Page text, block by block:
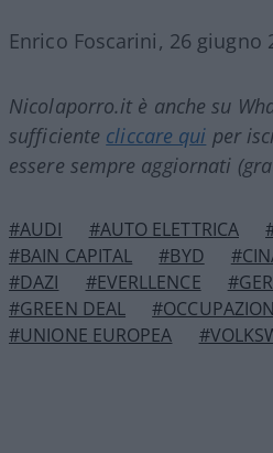
Enrico Foscarini, 26 giugno
Nicolaporro.it è anche su
sufficiente cliccare qui per
essere sempre aggiornati
#AUDI #AUTO ELETTRICA
#BAIN CAPITAL
#BYD
#DAZI
#EVERLLENCE
#GREEN DEAL
#UNIONE EUROPEA